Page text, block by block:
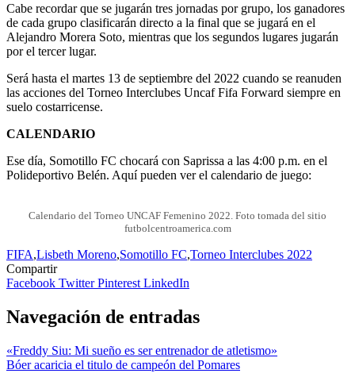
Cabe recordar que se jugarán tres jornadas por grupo, los ganadores
de cada grupo clasificarán directo a la final que se jugará en el
Alejandro Morera Soto, mientras que los segundos lugares jugarán
por el tercer lugar.
Será hasta el martes 13 de septiembre del 2022 cuando se reanuden
las acciones del Torneo Interclubes Uncaf Fifa Forward siempre en
suelo costarricense.
CALENDARIO
Ese día, Somotillo FC chocará con Saprissa a las 4:00 p.m. en el
Polideportivo Belén. Aquí pueden ver el calendario de juego:
Calendario del Torneo UNCAF Femenino 2022. Foto tomada del sitio
futbolcentroamerica.com
FIFA,Lisbeth Moreno,Somotillo FC,Torneo Interclubes 2022
Compartir
Facebook TwitterPinterest LinkedIn
Navegación de entradas
«Freddy Siu: Mi sueño es ser entrenador de atletismo»
Bóer acaricia el titulo de campeón del Pomares